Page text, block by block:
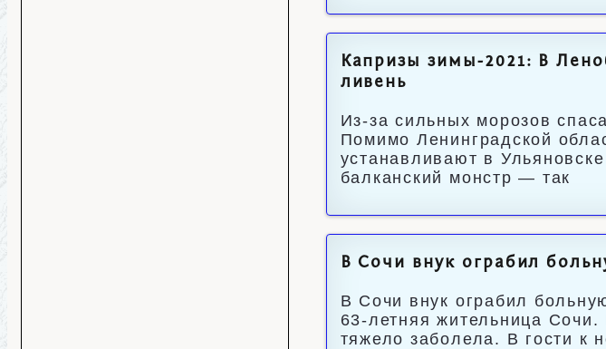
Капризы зимы-2021: В
ливень
Из-за сильных морозов
Помимо Ленинградской
устанавливают в
балканский монстр — так
В Сочи внук ограбил
В Сочи внук ограбил
63-летняя жительница
тяжело заболела. В гости к